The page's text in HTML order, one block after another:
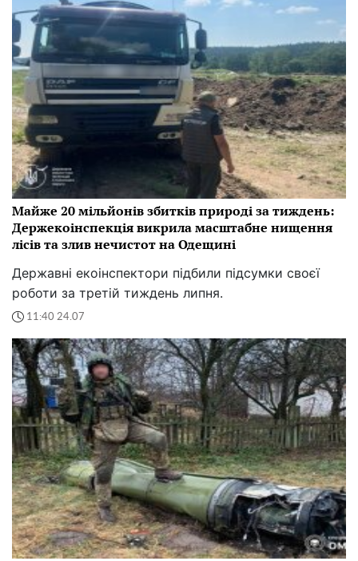
Майже 20 мільйонів збитків природі за тиждень:
Держекоінспекція викрила масштабне нищення
лісів та злив нечистот на Одещині
Державні екоінспектори підбили підсумки своєї
роботи за третій тиждень липня.
11:40 24.07